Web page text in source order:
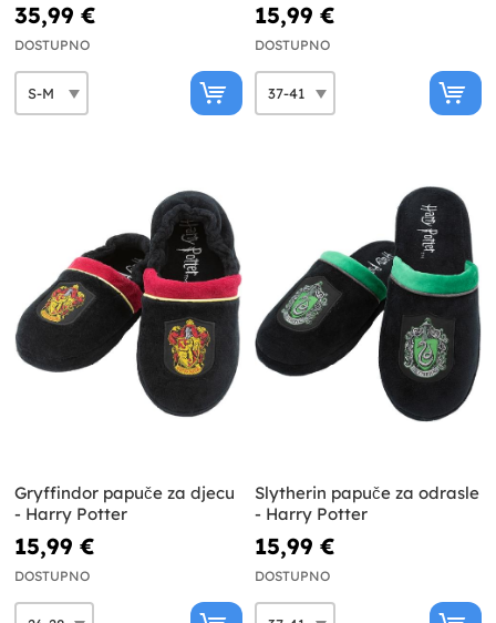
35,99 €
DOSTUPNO
15,99 €
DOSTUPNO
Gryffindor papuče za djecu
- Harry Potter
15,99 €
DOSTUPNO
Slytherin papuče za odrasle
- Harry Potter
15,99 €
DOSTUPNO